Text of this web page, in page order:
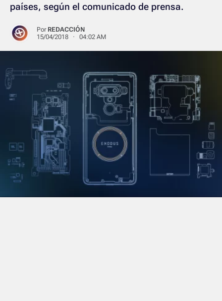
países, según el comunicado de prensa.
Por REDACCIÓN
15/04/2018 · 04:02 AM